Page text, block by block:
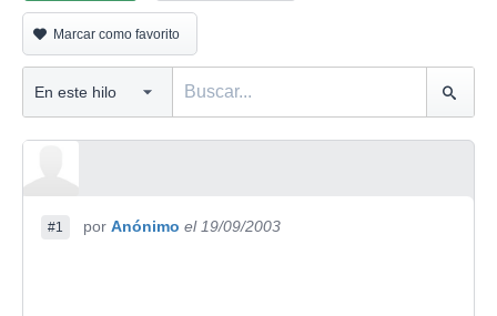
Marcar como favorito
#1 por Anónimo el 19/09/2003